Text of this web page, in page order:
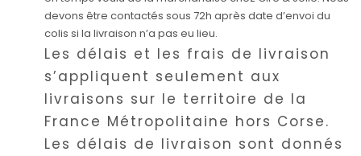
devons être contactés sous 72h après date d’envoi du
colis si la livraison n’a pas eu lieu.
Les délais et les frais de livraison
s’appliquent seulement aux
livraisons sur le territoire de la
France Métropolitaine hors Corse.
Les délais de livraison sont donnés